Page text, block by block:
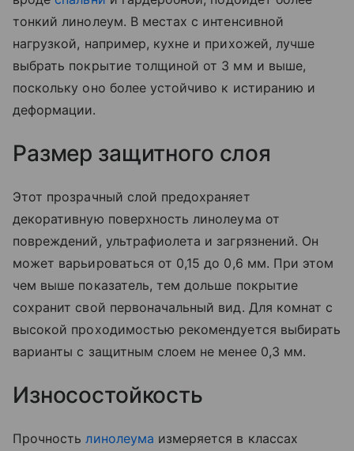
тонкий линолеум. В местах с интенсивной
нагрузкой, например, кухне и прихожей, лучше
выбрать покрытие толщиной от 3 мм и выше,
поскольку оно более устойчиво к истиранию и
деформации.
Размер защитного слоя
Этот прозрачный слой предохраняет
декоративную поверхность линолеума от
повреждений, ультрафиолета и загрязнений. Он
может варьироваться от 0,15 до 0,6 мм. При этом
чем выше показатель, тем дольше покрытие
сохранит свой первоначальный вид. Для комнат с
высокой проходимостью рекомендуется выбирать
варианты с защитным слоем не менее 0,3 мм.
Износостойкость
Прочность линолеума измеряется в классах